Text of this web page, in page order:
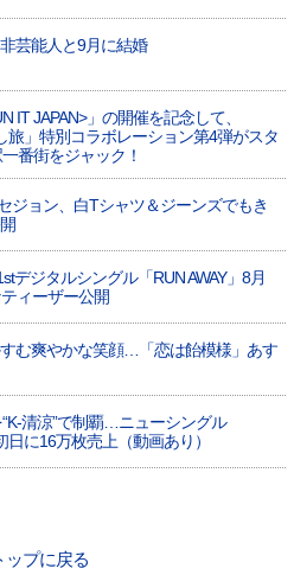
芸能人と9月に結婚
IT JAPAN>」の開催を記念して、
旅」特別コラボレーション第4弾がスタ
番街をジャック！
ジョン、白Tシャツ＆ジーンズでもき
デジタルシングル「RUN AWAY」8月
ィーザー公開
む爽やかな笑顔…「恋は飴模様」あす
“K-清涼”で制覇…ニューシングル
日に16万枚売上（動画あり）
プに戻る